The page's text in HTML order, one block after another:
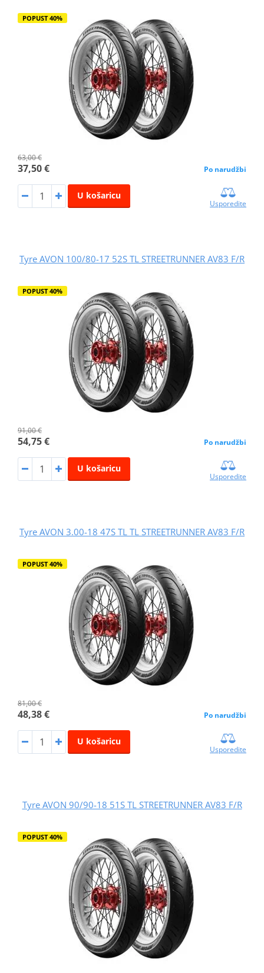
POPUST 40%
63,00 €
37,50 € Po narudžbi
U košaricu
Usporedite
Tyre AVON 100/80-17 52S TL STREETRUNNER AV83 F/R
POPUST 40%
91,00 €
54,75 € Po narudžbi
U košaricu
Usporedite
Tyre AVON 3.00-18 47S TL TL STREETRUNNER AV83 F/R
POPUST 40%
81,00 €
48,38 € Po narudžbi
U košaricu
Usporedite
Tyre AVON 90/90-18 51S TL STREETRUNNER AV83 F/R
POPUST 40%